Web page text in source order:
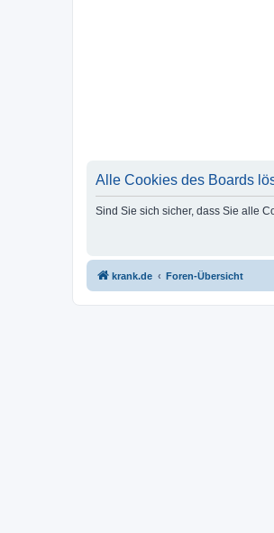
Alle Cookies des Boards
Sind Sie sich sicher, dass Sie alle
krank.de Foren-Übersicht